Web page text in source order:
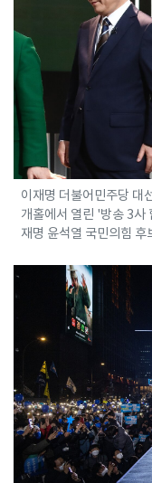
이재명 더불어민주당 대
개홀에서 열린 '방송 3사
재명 윤석열 국민의힘